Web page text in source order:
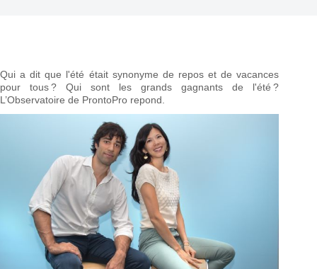
Qui a dit que l'été était synonyme de repos et de vacances
pour tous ? Qui sont les grands gagnants de l'été ?
L’Observatoire de ProntoPro repond.